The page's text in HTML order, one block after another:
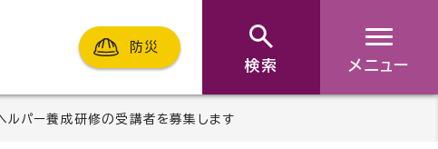
防災
検索 メニュー
パー養成研修の受講者を募集します